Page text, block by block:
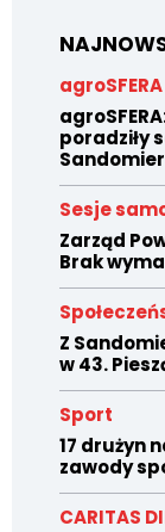
agroSFERA
poradziły
Sesje
Zarząd
Brak
Z
w 43.
Sport
17 drużyn
zawody
CARITAS